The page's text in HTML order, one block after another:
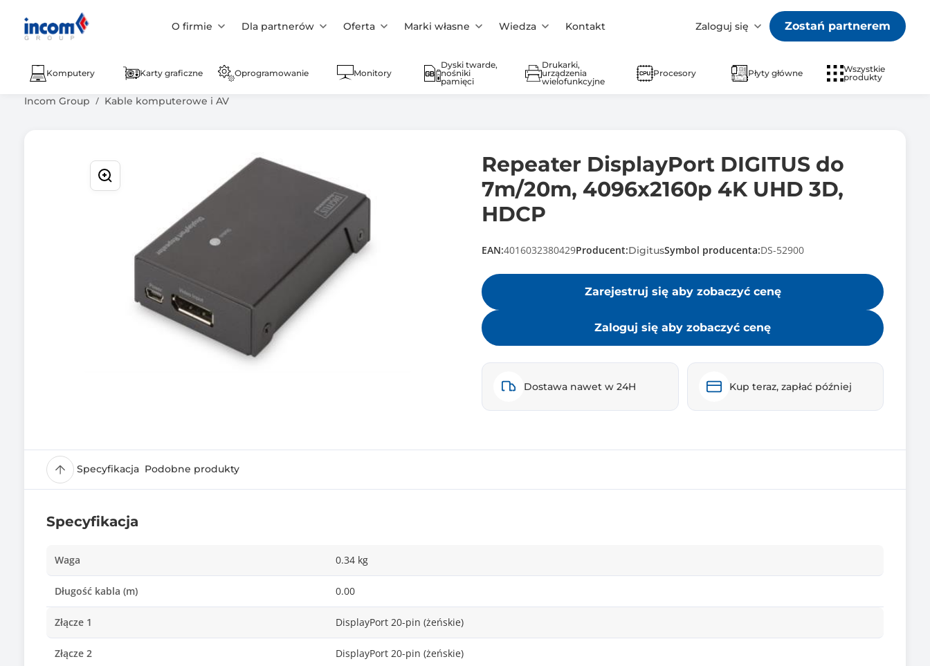
O firmie Dla partnerów Oferta Marki własne Wiedza Kontakt Zaloguj się Zostań partnerem
Komputery Karty graficzne Oprogramowanie Monitory
Dyski twarde,
nośniki
pamięci
Drukarki,
urządzenia
wielofunkcyjne
Procesory Płyty główne
Wszystkie
produkty
Incom Group Kable komputerowe i AV
Repeater DisplayPort DIGITUS do
7m/20m, 4096x2160p 4K UHD 3D,
HDCP
EAN:4016032380429Producent:DigitusSymbol producenta:DS-52900
Zarejestruj się aby zobaczyć cenę
Zaloguj się aby zobaczyć cenę
Dostawa nawet w 24H Kup teraz, zapłać później
Specyfikacja Podobne produkty
Specyfikacja
Waga 0.34 kg
Długość kabla (m) 0.00
Złącze 1 DisplayPort 20-pin (żeńskie)
Złącze 2 DisplayPort 20-pin (żeńskie)